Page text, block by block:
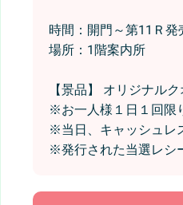
時間：開門～第11Ｒ
場所：1階案内所
【景品】 オリジナル
※お一人様１日１回限
※当日、キャッシュレ
※発行された当選レシ